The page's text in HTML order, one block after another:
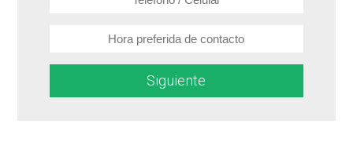
Siguiente